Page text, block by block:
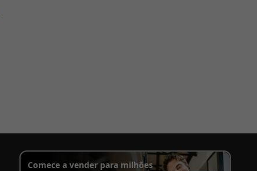
Comece a vender para milhões